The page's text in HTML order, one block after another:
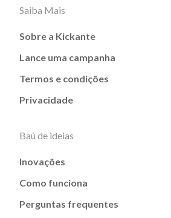
Saiba Mais
Sobre a Kickante
Lance uma campanha
Termos e condições
Privacidade
Baú de ideias
Inovações
Como funciona
Perguntas frequentes